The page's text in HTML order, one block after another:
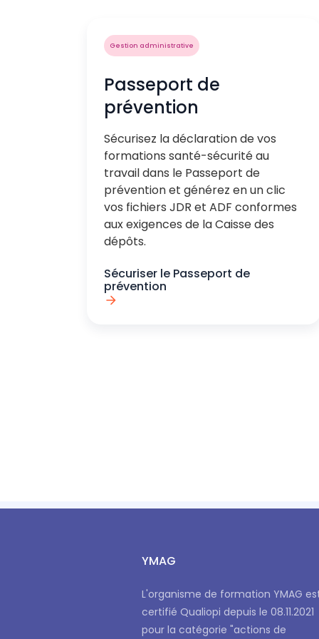
Gestion administrative
Passeport de
prévention
Sécurisez la déclaration de vos
formations santé-sécurité au
travail dans le Passeport de
prévention et générez en un clic
vos fichiers JDR et ADF conformes
aux exigences de la Caisse des
dépôts.
Sécuriser le Passeport de
prévention
YMAG
L'organisme de formation YMAG
certifié Qualiopi depuis le 08.11.2021
pour la catégorie "actions de